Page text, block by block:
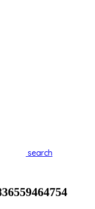
search